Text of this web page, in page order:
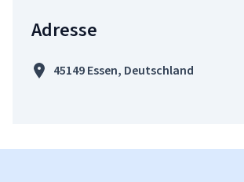
Adresse
45149 Essen, Deutschland